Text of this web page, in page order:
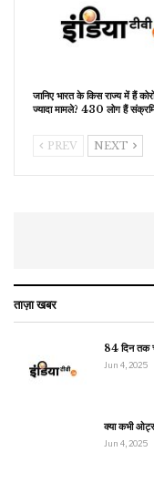
जानिए भारत के किस राज्य में हैं
ज्यादा मामले? 430 लोग हैं
PREV NEXT
ताज़ा खबर
84 दिन तक
Jun 4, 2025
क्या कभी
Jun 4, 2025